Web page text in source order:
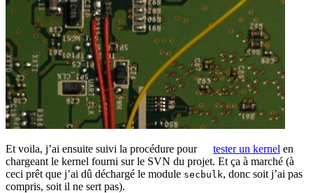
Et voila, j’ai ensuite suivi la procédure pour tester un kernel en
chargeant le kernel fourni sur le SVN du projet. Et ça à marché (à
ceci prêt que j’ai dû déchargé le module secbulk, donc soit j’ai pas
compris, soit il ne sert pas).